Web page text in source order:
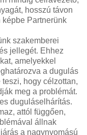
hosszú távon
képbe Partnerünk
szakemberei
jellegét. Ehhez
amelyekkel
a dugulás
hogy célzottan,
meg a problémát.
duguláselhárítás.
attól függően,
állnak
a nagynyomású